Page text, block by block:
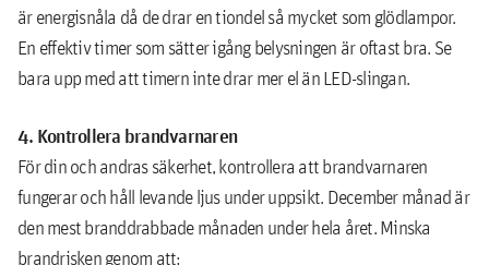
är energisnåla då de drar en tiondel så mycket som glödlampor.
En effektiv timer som sätter igång belysningen är oftast bra. Se
bara upp med att timern inte drar mer el än LED-slingan.
4. Kontrollera brandvarnaren
För din och andras säkerhet, kontrollera att brandvarnaren
fungerar och håll levande ljus under uppsikt. December månad är
den mest branddrabbade månaden under hela året. Minska
brandrisken genom att: